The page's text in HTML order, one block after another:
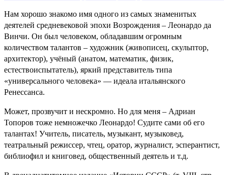
Нам хорошо знакомо имя одного из самых знаменитых
деятелей средневековой эпохи Возрождения – Леонардо да
Винчи. Он был человеком, обладавшим огромным
количеством талантов – художник (живописец, скульптор,
архитектор), учёный (анатом, математик, физик,
естествоиспытатель), яркий представитель типа
«универсального человека» — идеала итальянского
Ренессанса.
Может, прозвучит и нескромно. Но для меня – Адриан
Топоров тоже немножечко Леонардо! Судите сами об его
талантах! Учитель, писатель, музыкант, музыковед,
театральный режиссер, чтец, оратор, журналист, эсперантист,
библиофил и книговед, общественный деятель и т.д.